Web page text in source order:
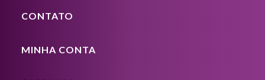
CONTATO
MINHA CONTA